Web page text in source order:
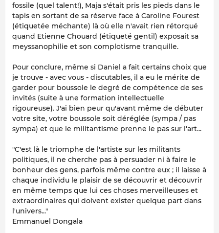
fossile (quel talent!), Maja s'était pris les pieds dans le
tapis en sortant de sa réserve face à Caroline Fourest
(étiquetée méchante) là où elle n'avait rien rétorqué
quand Etienne Chouard (étiqueté gentil) exposait sa
meyssanophilie et son complotisme tranquille.
Pour conclure, même si Daniel a fait certains choix que
je trouve - avec vous - discutables, il a eu le mérite de
garder pour boussole le degré de compétence de ses
invités (suite à une formation intellectuelle
rigoureuse). J'ai bien peur qu'avant même de débuter
votre site, votre boussole soit déréglée (sympa / pas
sympa) et que le militantisme prenne le pas sur l'art...
"C'est là le triomphe de l'artiste sur les militants
politiques, il ne cherche pas à persuader ni à faire le
bonheur des gens, parfois même contre eux ; il laisse à
chaque individu le plaisir de se découvrir et découvrir
en même temps que lui ces choses merveilleuses et
extraordinaires qui doivent exister quelque part dans
l'univers..."
Emmanuel Dongala